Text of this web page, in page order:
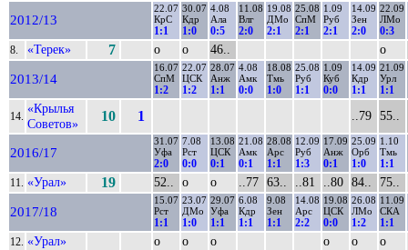
2012/13
22.07
КрС
1:1
30.07
Кдр
1:0
4.08
Ала
0:5
11.08
Влг
2:0
19.08
ДМо
2:1
25.08
СпМ
2:1
1.09
Руб
2:1
14.09
Зен
2:0
22.09
ЛМо
0:3
8. «Терек» 7 о о 46.. о
2013/14
16.07
СпМ
1:2
22.07
ЦСК
1:2
28.07
Анж
1:1
4.08
Амк
0:0
18.08
Тмь
1:0
25.08
Руб
1:1
1.09
Куб
0:0
14.09
Кдр
1:1
21.09
Урл
1:1
14.
«Крылья
Советов»
10 1 ..79 55..
2016/17
31.07
Уфа
2:0
7.08
Рст
0:0
13.08
ЦСК
0:1
21.08
Амк
0:1
28.08
Арс
1:1
12.09
Руб
1:3
17.09
Анж
0:1
25.09
Орб
1:0
1.10
Тмь
1:1
11. «Урал» 19 52.. о о ..77 63.. ..81 ..80 84.. 75..
2017/18
15.07
Рст
1:1
23.07
ДМо
1:0
29.07
Уфа
1:1
6.08
Кдр
1:1
9.08
Зен
1:1
14.08
Арс
2:2
19.08
ЦСК
0:0
26.08
ЛМо
1:2
11.09
СКА
1:1
12. «Урал» о о о о о о